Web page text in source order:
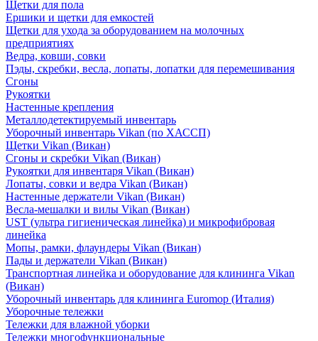
Щетки для пола
Ершики и щетки для емкостей
Щетки для ухода за оборудованием на молочных
предприятиях
Ведра, ковши, совки
Пэды, скребки, весла, лопаты, лопатки для перемешивания
Сгоны
Рукоятки
Настенные крепления
Металлодетектируемый инвентарь
Уборочный инвентарь Vikan (по ХАССП)
Щетки Vikan (Викан)
Сгоны и скребки Vikan (Викан)
Рукоятки для инвентаря Vikan (Викан)
Лопаты, совки и ведра Vikan (Викан)
Настенные держатели Vikan (Викан)
Весла-мешалки и вилы Vikan (Викан)
UST (ультра гигиеническая линейка) и микрофибровая
линейка
Мопы, рамки, флаундеры Vikan (Викан)
Пады и держатели Vikan (Викан)
Транспортная линейка и оборудование для клининга Vikan
(Викан)
Уборочный инвентарь для клининга Euromop (Италия)
Уборочные тележки
Тележки для влажной уборки
Тележки многофункциональные